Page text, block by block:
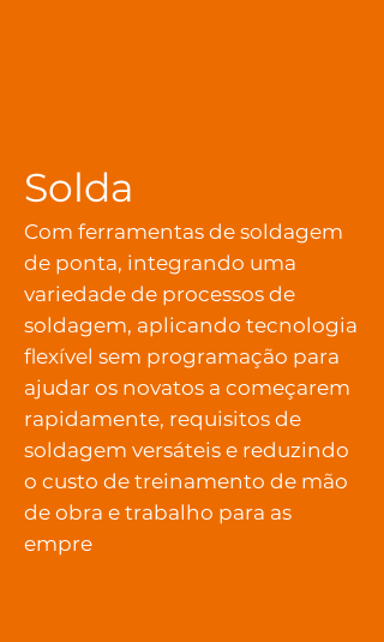
Solda
Com ferramentas de soldagem
de ponta, integrando uma
variedade de processos de
soldagem, aplicando tecnologia
flexível sem programação para
ajudar os novatos a começarem
rapidamente, requisitos de
soldagem versáteis e reduzindo
o custo de treinamento de mão
de obra e trabalho para as
empre